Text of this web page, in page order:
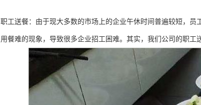
职工送餐：由于现大多数的市场上的企业午休时间普遍较短，
用餐难的现象，导致很多企业招工困难。其实，我们公司的职工